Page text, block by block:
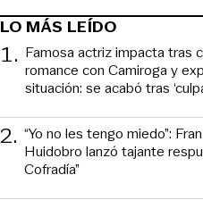
LO MÁS LEÍDO
1. Famosa actriz impacta tras
romance con Camiroga y
situación: se acabó tras
2. “Yo no les tengo miedo”:
Huidobro lanzó tajante
Cofradía”